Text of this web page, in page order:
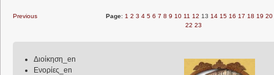
Previous Page: 1 2 3 4 5 6 7 8 9 10 11 12 13 14 15 16 17 18 19 20
22 23
Διοίκηση_en
Ενορίες_en